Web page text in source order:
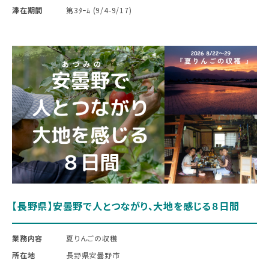
滞在期間 第3ﾀｰﾑ (9/4-9/17)
【長野県】安曇野で人とつながり、大地を感じる８日間
業務内容
夏りんごの収穫
所在地
長野県安曇野市